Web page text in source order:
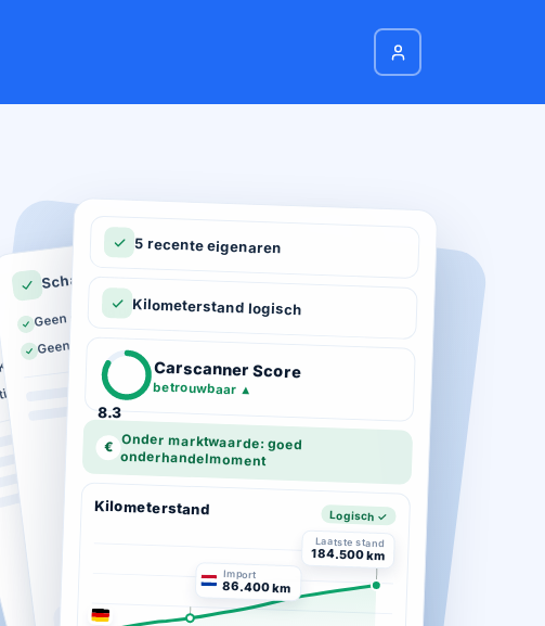
historie
geldig tot 03-2026
op tijd gekeurd
Schadeverleden
Geen schade geregistreerd
Geen total loss gemeld
5 recente eigenaren
Kilometerstand logisch
8.3
Carscanner Score
betrouwbaar ▲
€ Onder marktwaarde: goed
onderhandelmoment
Kilometerstand Logisch ✓
Laatste stand
184.500 km
Import
86.400 km